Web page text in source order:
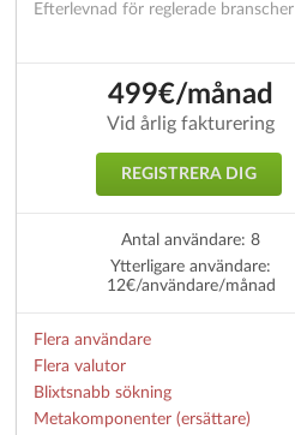
Efterlevnad för reglerade branscher
499€/månad
Vid årlig fakturering
REGISTRERA DIG
Antal användare: 8
Ytterligare användare:
12€/användare/månad
Flera användare
Flera valutor
Blixtsnabb sökning
Metakomponenter (ersättare)